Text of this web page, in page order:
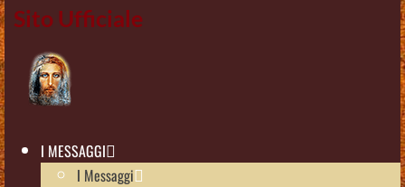
Sito Ufficiale
I MESSAGGI
I Messaggi